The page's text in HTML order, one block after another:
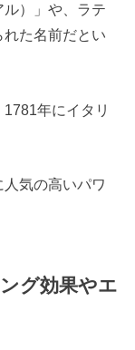
）」や、ラテ
れた名前だとい
年にイタリ
気の高いパワ
グ効果やエ